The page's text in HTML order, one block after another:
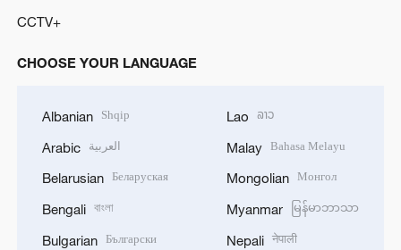
CCTV+
CHOOSE YOUR LANGUAGE
Albanian Shqip
Arabic العربية
Belarusian Беларуская
Bengali বাংলা
Bulgarian Български
Lao ລາວ
Malay Bahasa Melayu
Mongolian Монгол
Myanmar မြန်မာဘာသာ
Nepali नेपाली